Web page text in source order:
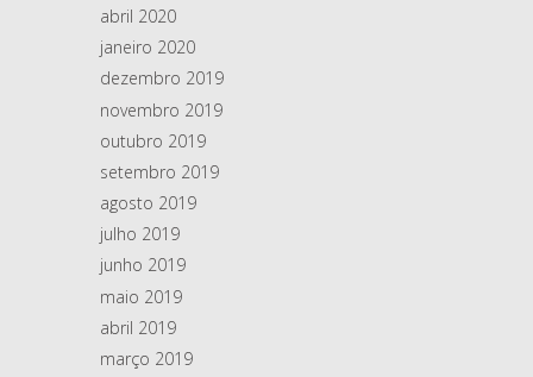
abril 2020
janeiro 2020
dezembro 2019
novembro 2019
outubro 2019
setembro 2019
agosto 2019
julho 2019
junho 2019
maio 2019
abril 2019
março 2019